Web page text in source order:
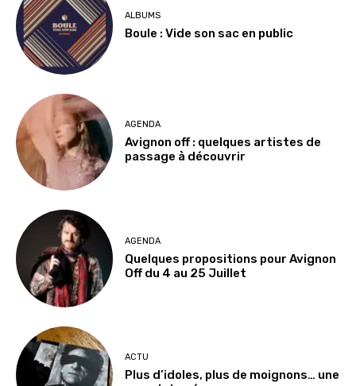
ALBUMS
Boule : Vide son sac en public
AGENDA
Avignon off : quelques artistes de
passage à découvrir
AGENDA
Quelques propositions pour Avignon
Off du 4 au 25 Juillet
ACTU
Plus d’idoles, plus de moignons… une